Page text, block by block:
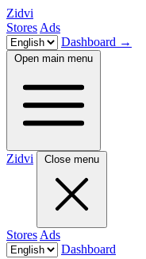
Zidvi
Stores Ads
Dashboard →
Open main menu
Zidvi Close menu
Stores Ads
Dashboard